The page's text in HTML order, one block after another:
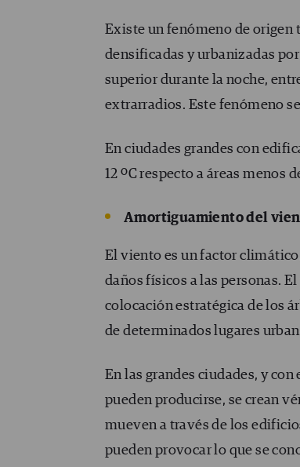
Existe un fenómeno de origen
densificadas y urbanizadas
superior durante la noche,
extrarradios. Este fenómeno
En ciudades grandes con
12 ºC respecto a áreas menos
Amortiguamiento del
El viento es un factor
daños físicos a las personas.
colocación estratégica de los
de determinados lugares
En las grandes ciudades, y
pueden producirse, se crean
mueven a través de los
pueden provocar lo que se